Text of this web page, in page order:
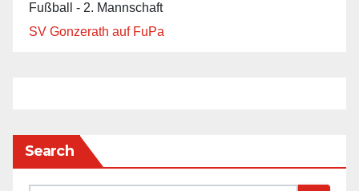
Fußball - 2. Mannschaft
SV Gonzerath auf FuPa
Search